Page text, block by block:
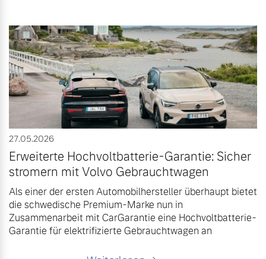
27.05.2026
Erweiterte Hochvoltbatterie-Garantie: Sicher
stromern mit Volvo Gebrauchtwagen
Als einer der ersten Automobilhersteller überhaupt bietet
die schwedische Premium-Marke nun in
Zusammenarbeit mit CarGarantie eine Hochvoltbatterie-
Garantie für elektrifizierte Gebrauchtwagen an